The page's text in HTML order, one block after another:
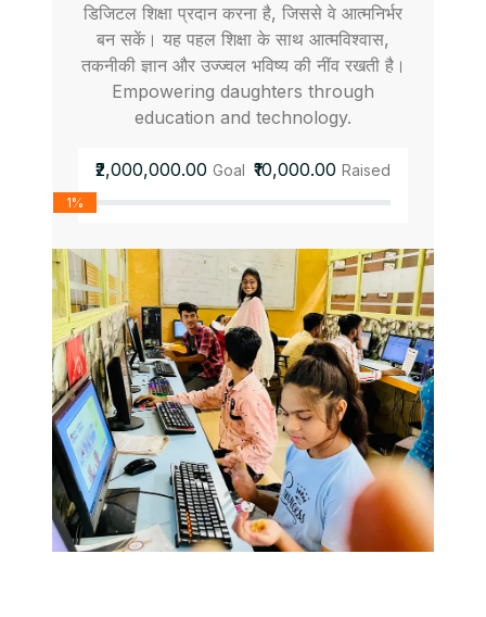
डिजिटल शिक्षा प्रदान करना है, जिससे वे आत्मनिर्भर
बन सकें। यह पहल शिक्षा के साथ आत्मविश्वास,
तकनीकी ज्ञान और उज्ज्वल भविष्य की नींव रखती है।
Empowering daughters through
education and technology.
₹2,000,000.00 Goal ₹10,000.00 Raised
1%